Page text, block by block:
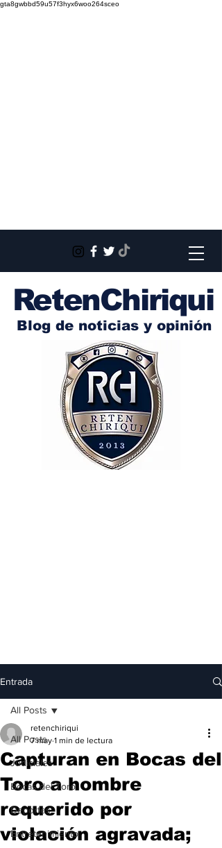
gta8gwbbd59u57f3hyx6woo264sceo
RetenChiriqui
Blog de noticias y opinión
Entrada
All Posts
Judiciales
Bocas del Toro
Deportes
Entretenimiento
All Posts
Capturan en Bocas del
Toro a hombre
requerido por
violación agravada;
retenchiriqui
7 may 1 min de lectura